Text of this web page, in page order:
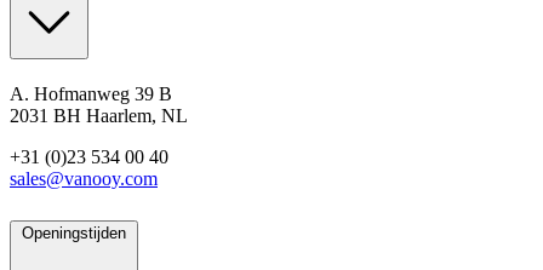
A. Hofmanweg 39 B
2031 BH Haarlem, NL
+31 (0)23 534 00 40
sales@vanooy.com
Openingstijden